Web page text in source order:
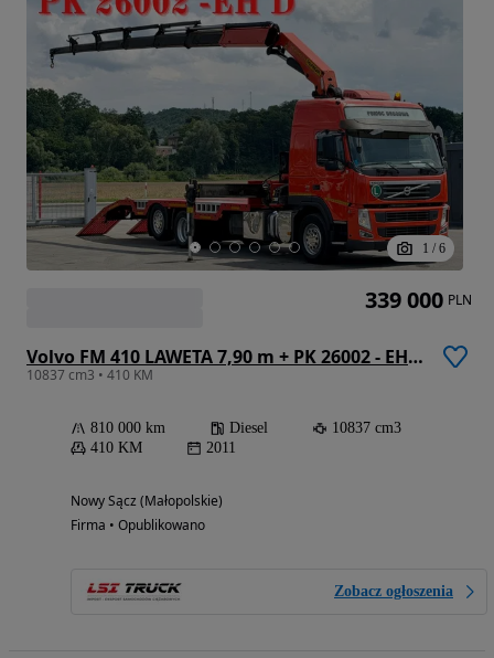
1 / 6
Volvo FM 410 LAWETA 7,90 m + PK 26002 - EH D + PILOT / STAN BDB
10837 cm3 • 410 KM
810 000 km Diesel
10837 cm3
410 KM
2011
Nowy Sącz (Małopolskie)
Firma • Opublikowano
Zobacz ogłoszenia
339 000 PLN